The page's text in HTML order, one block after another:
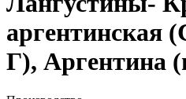
аргентинская
Г), Аргентина